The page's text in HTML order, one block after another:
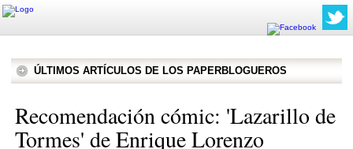
ÚLTIMOS ARTÍCULOS DE LOS PAPERBLOGUEROS
Recomendación cómic: 'Lazarillo de
Tormes' de Enrique Lorenzo